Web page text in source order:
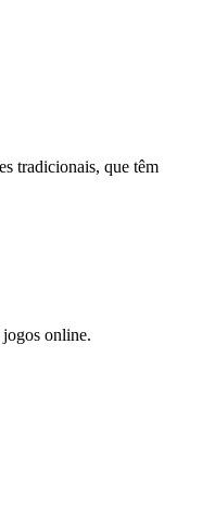
tradicionais, que têm
online.